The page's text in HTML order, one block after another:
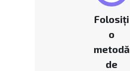
Folosiți
o
metodă
de